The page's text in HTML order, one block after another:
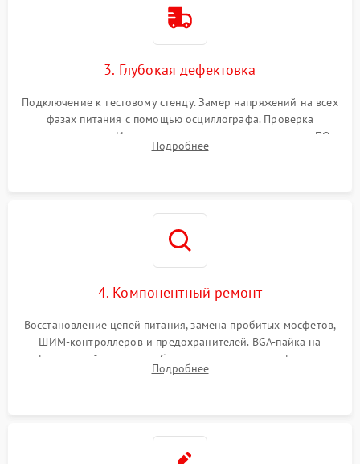
3. Глубокая дефектовка
Подключение к тестовому стенду. Замер напряжений на всех
фазах питания с помощью осциллографа. Проверка
инициализации. Использование специализированного ПО
MATS
Подробнее
4. Компонентный ремонт
Восстановление цепей питания, замена пробитых мосфетов,
ШИМ-контроллеров и предохранителей. BGA-пайка на
инфракрасной станции реболлинг или замена графического
чипа и дефектной памяти GDDR. Прошивка BIOS
Подробнее